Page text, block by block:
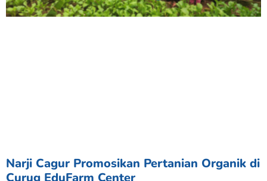
Narji Cagur Promosikan Pertanian Organik di